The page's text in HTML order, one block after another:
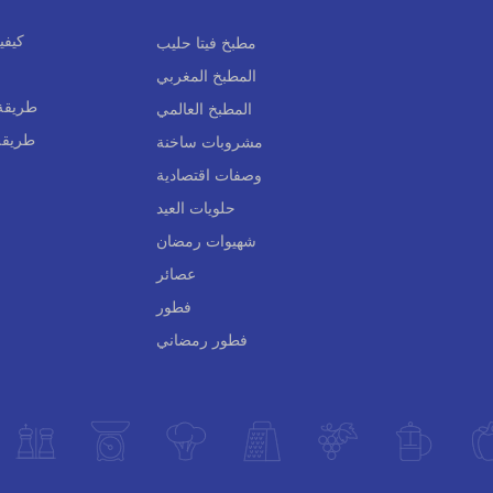
مطبخ فيتا حليب
المطبخ المغربي
المطبخ العالمي
مشروبات ساخنة
وصفات اقتصادية
حلويات العيد
شهيوات رمضان
عصائر
فطور
فطور رمضاني